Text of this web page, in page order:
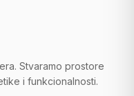
Stvaramo prostore
i funkcionalnosti.